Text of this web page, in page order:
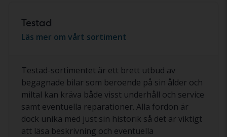
Testad
Läs mer om vårt sortiment
Testad-sortimentet är ett brett utbud av
begagnade bilar som beroende på sin ålder och
miltal kan kräva både visst underhåll och service
samt eventuella reparationer. Alla fordon är
dock unika med just sin historik så det är viktigt
att läsa beskrivning och eventuella